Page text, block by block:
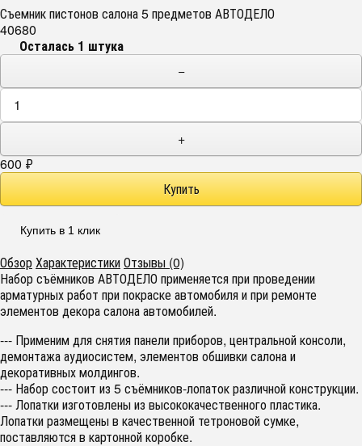
Съемник пистонов салона 5 предметов АВТОДЕЛО
40680
Осталась 1 штука
−
+
600 ₽
Купить в 1 клик
ОбзорХарактеристикиОтзывы (0)
Набор съёмников АВТОДЕЛО применяется при проведении
арматурных работ при покраске автомобиля и при ремонте
элементов декора салона автомобилей.
--- Применим для снятия панели приборов, центральной консоли,
демонтажа аудиосистем, элементов обшивки салона и
декоративных молдингов.
--- Набор состоит из 5 съёмников-лопаток различной конструкции.
--- Лопатки изготовлены из высококачественного пластика.
Лопатки размещены в качественной тетроновой сумке,
поставляются в картонной коробке.